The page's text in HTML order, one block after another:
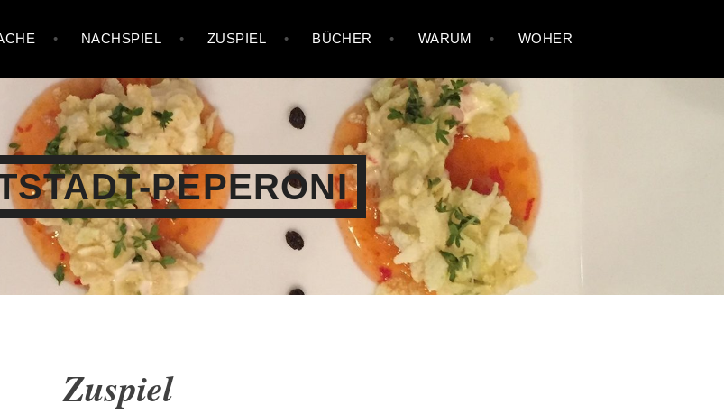
NACHSPIEL ZUSPIEL BÜCHER WARUM WOHER
PEPERONI
Zuspiel